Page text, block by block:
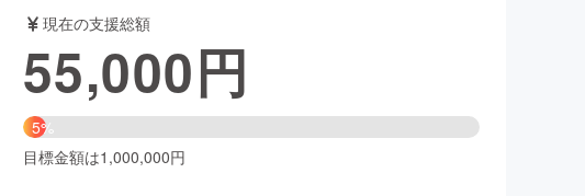
ーマンス
ファッション
現在の支援総額
55,000円
5%
目標金額は1,000,000円